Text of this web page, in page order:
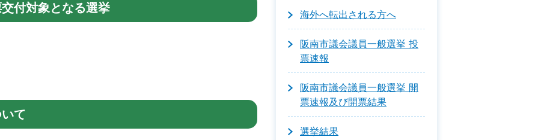
付対象となる選挙
て
海外へ転出される方へ
阪南市議会議員一般選挙 投
票速報
阪南市議会議員一般選挙 開
票速報及び開票結果
選挙結果